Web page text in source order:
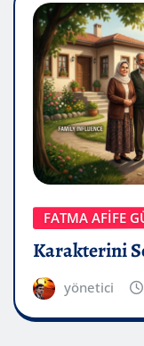
FATMA AFİFE
Karakterini
yönetici